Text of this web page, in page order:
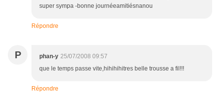
super sympa -bonne journéeamitiésnanou
Répondre
P phan-y 25/07/2008 09:57
que le temps passe vite,hihihihitres belle trousse a fil!!!
Répondre